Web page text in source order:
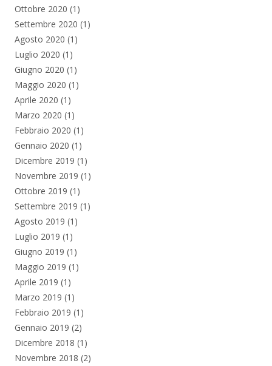
Ottobre 2020 (1)
Settembre 2020 (1)
Agosto 2020 (1)
Luglio 2020 (1)
Giugno 2020 (1)
Maggio 2020 (1)
Aprile 2020 (1)
Marzo 2020 (1)
Febbraio 2020 (1)
Gennaio 2020 (1)
Dicembre 2019 (1)
Novembre 2019 (1)
Ottobre 2019 (1)
Settembre 2019 (1)
Agosto 2019 (1)
Luglio 2019 (1)
Giugno 2019 (1)
Maggio 2019 (1)
Aprile 2019 (1)
Marzo 2019 (1)
Febbraio 2019 (1)
Gennaio 2019 (2)
Dicembre 2018 (1)
Novembre 2018 (2)